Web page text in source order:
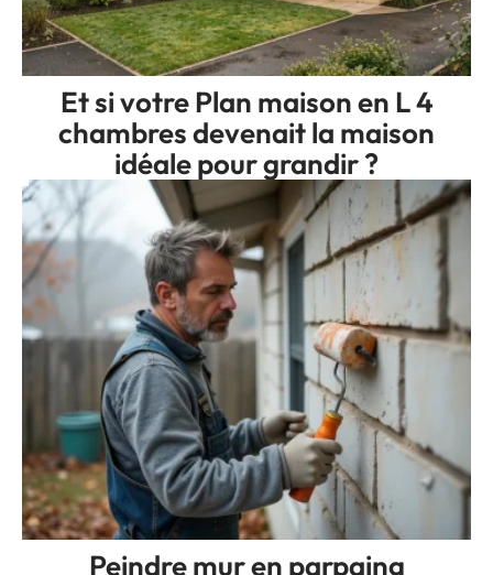
Et si votre Plan maison en L 4
chambres devenait la maison
idéale pour grandir ?
Peindre mur en parpaing